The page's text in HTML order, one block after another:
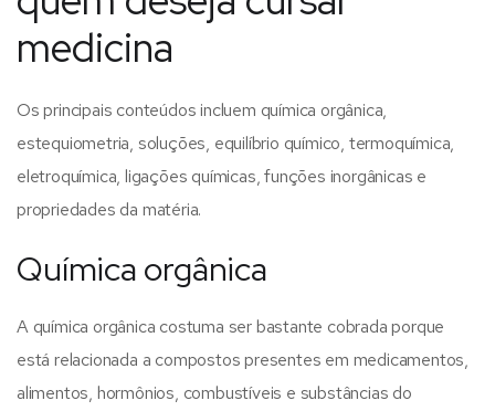
medicina
Os principais conteúdos incluem química orgânica,
estequiometria, soluções, equilíbrio químico, termoquímica,
eletroquímica, ligações químicas, funções inorgânicas e
propriedades da matéria.
Química orgânica
A química orgânica costuma ser bastante cobrada porque
está relacionada a compostos presentes em medicamentos,
alimentos, hormônios, combustíveis e substâncias do